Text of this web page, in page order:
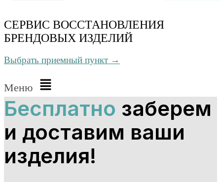
СЕРВИС ВОССТАНОВЛЕНИЯ
БРЕНДОВЫХ ИЗДЕЛИЙ
Выбрать приемный пункт →
Меню
Бесплатно заберем
и доставим ваши
изделия!